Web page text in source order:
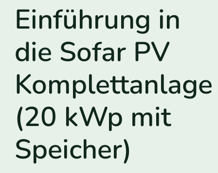
Einführung in
die Sofar PV
Komplettanlage
(20 kWp mit
Speicher)